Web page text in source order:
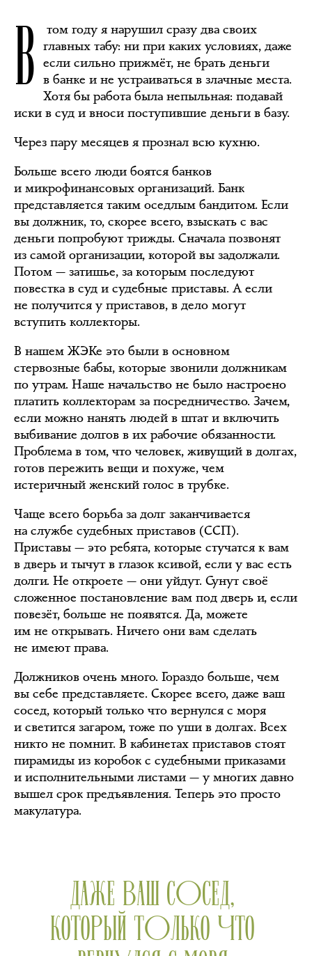
В
том году я нарушил сразу два своих
главных табу: ни при каких условиях, даже
если сильно прижмёт, не брать деньги
в банке и не устраиваться в злачные места.
Хотя бы работа была непыльная: подавай
иски в суд и вноси поступившие деньги в базу.
Через пару месяцев я прознал всю кухню.
Больше всего люди боятся банков
и микрофинансовых организаций. Банк
представляется таким оседлым бандитом. Если
вы должник, то, скорее всего, взыскать с вас
деньги попробуют трижды. Сначала позвонят
из самой организации, которой вы задолжали.
Потом — затишье, за которым последуют
повестка в суд и судебные приставы. А если
не получится у приставов, в дело могут
вступить коллекторы.
В нашем ЖЭКе это были в основном
стервозные бабы, которые звонили должникам
по утрам. Наше начальство не было настроено
платить коллекторам за посредничество. Зачем,
если можно нанять людей в штат и включить
выбивание долгов в их рабочие обязанности.
Проблема в том, что человек, живущий в долгах,
готов пережить вещи и похуже, чем
истеричный женский голос в трубке.
Чаще всего борьба за долг заканчивается
на службе судебных приставов (ССП).
Приставы — это ребята, которые стучатся к вам
в дверь и тычут в глазок ксивой, если у вас есть
долги. Не откроете — они уйдут. Сунут своё
сложенное постановление вам под дверь и, если
повезёт, больше не появятся. Да, можете
им не открывать. Ничего они вам сделать
не имеют права.
Должников очень много. Гораздо больше, чем
вы себе представляете. Скорее всего, даже ваш
сосед, который только что вернулся с моря
и светится загаром, тоже по уши в долгах. Всех
никто не помнит. В кабинетах приставов стоят
пирамиды из коробок с судебными приказами
и исполнительными листами — у многих давно
вышел срок предъявления. Теперь это просто
макулатура.
ДАЖЕ ВАШ СОСЕД,
КОТОРЫЙ ТОЛЬКО ЧТО